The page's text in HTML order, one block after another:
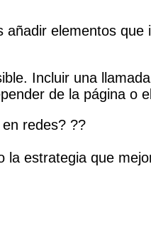
elementos que
Incluir una
de la página o
redes? ??⁣⁣⁣⁣⁣⁣⁣⁣⁣⁣⁣⁣⁣⁣⁣⁣⁣⁣⁣
la estrategia que